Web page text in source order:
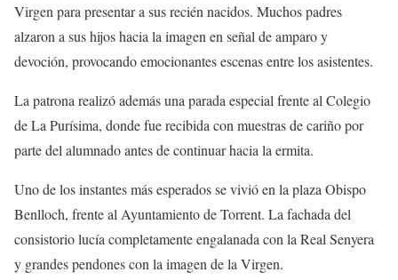
Virgen para presentar a sus recién nacidos. Muchos padres
alzaron a sus hijos hacia la imagen en señal de amparo y
devoción, provocando emocionantes escenas entre los asistentes.
La patrona realizó además una parada especial frente al Colegio
de La Purísima, donde fue recibida con muestras de cariño por
parte del alumnado antes de continuar hacia la ermita.
Uno de los instantes más esperados se vivió en la plaza Obispo
Benlloch, frente al Ayuntamiento de Torrent. La fachada del
consistorio lucía completamente engalanada con la Real Senyera
y grandes pendones con la imagen de la Virgen.